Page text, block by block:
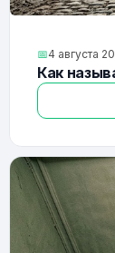
📅4 августа
Как